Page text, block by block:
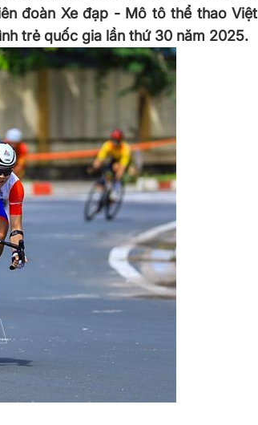
đoàn Xe đạp - Mô tô thể thao Việt
trẻ quốc gia lần thứ 30 năm 2025.